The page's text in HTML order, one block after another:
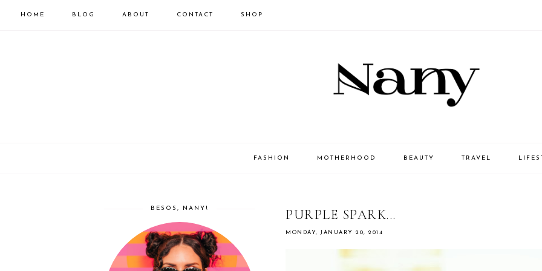
HOME BLOG ABOUT CONTACT SHOP
FASHION MOTHERHOOD BEAUTY TRAVEL
PURPLE SPARK...
MONDAY, JANUARY 20, 2014
BESOS, NANY!